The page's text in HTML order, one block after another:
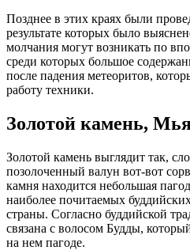
Позднее в этих краях были
результате которых было
молчания могут возникать по
среди которых большое
после падения метеоритов,
работу техники.
Золотой камень,
Золотой камень выглядит так,
позолоченный валун вот-вот
камня находится небольшая
наиболее почитаемых
страны. Согласно буддийской
связана с волосом Будды,
на нем пагоде.